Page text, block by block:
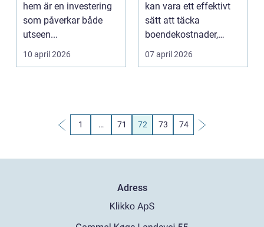
hem är en investering
som påverkar både
utseen...
10 april 2026
kan vara ett effektivt
sätt att täcka
boendekostnader,
skapa ekonomiskt
utrym...
07 april 2026
1 … 71 72 73 74
Adress